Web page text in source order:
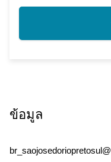
ข้อมูล